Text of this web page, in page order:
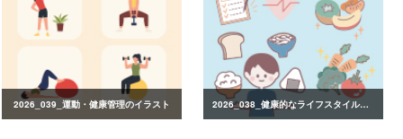
2026_039_運動・健康管理のイラスト 2026_038_健康的なライフスタイルのイラスト